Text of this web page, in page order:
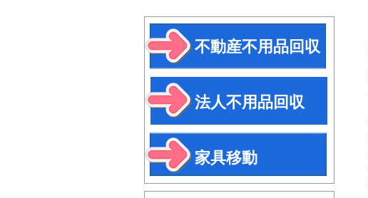
不動産不用品回収
法人不用品回収
家具移動